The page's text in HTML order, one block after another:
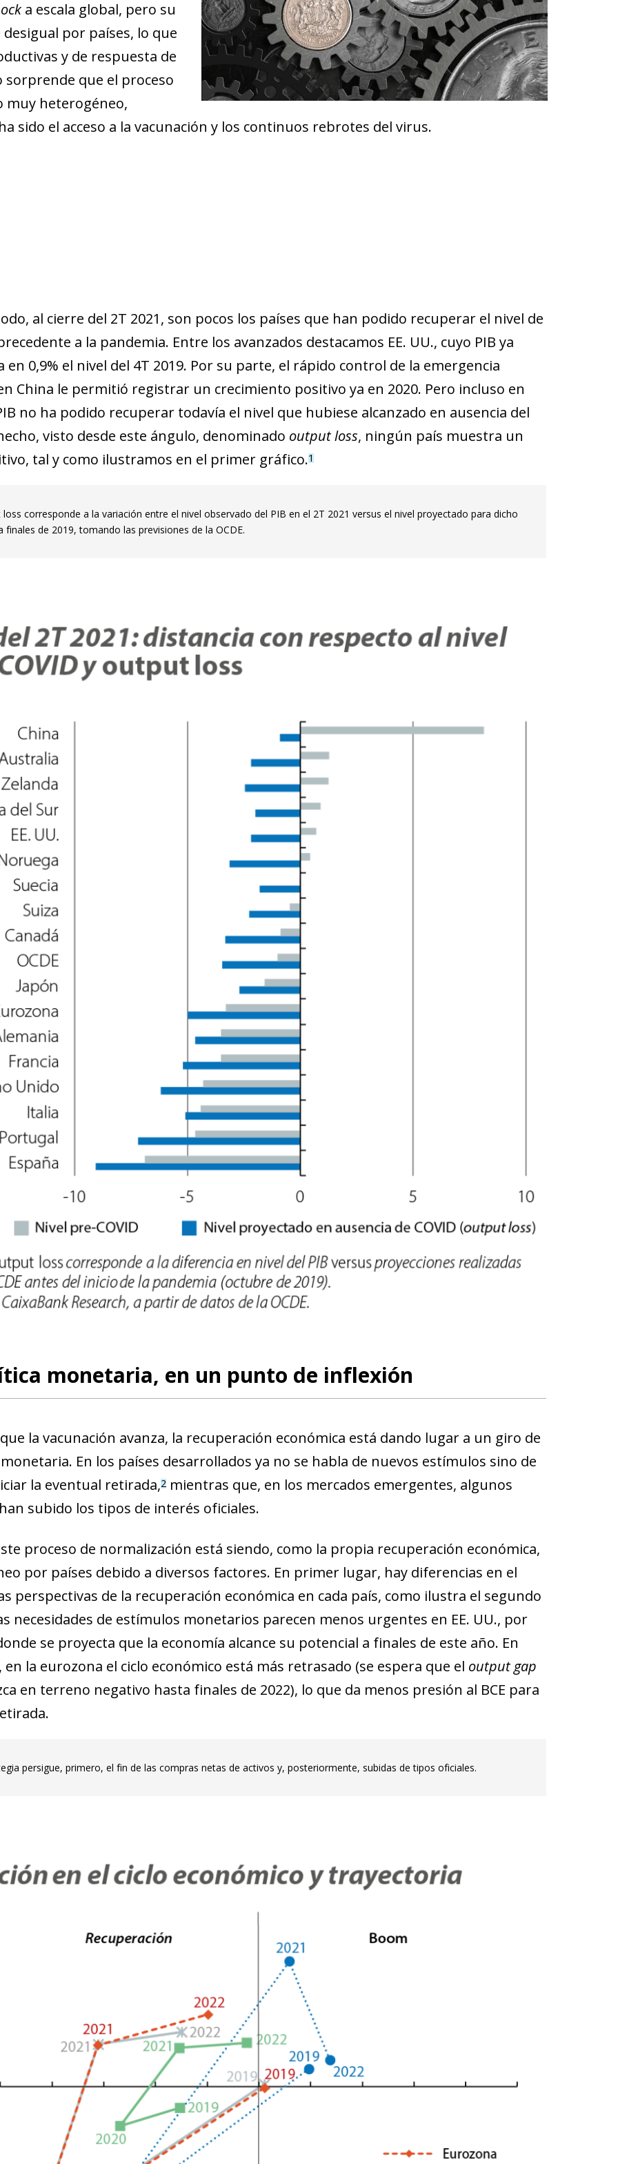
a escala global, pero su
por países, lo que
y de respuesta de
sorprende que el proceso
muy heterogéneo,
sido el acceso a la vacunación y los continuos rebrotes del virus.
window)
window)
al cierre del 2T 2021, son pocos los países que han podido recuperar el nivel de
a la pandemia. Entre los avanzados destacamos EE. UU., cuyo PIB ya
en 0,9% el nivel del 4T 2019. Por su parte, el rápido control de la emergencia
China le permitió registrar un crecimiento positivo ya en 2020. Pero incluso en
no ha podido recuperar todavía el nivel que hubiese alcanzado en ausencia del
visto desde este ángulo, denominado output loss, ningún país muestra un
tal y como ilustramos en el primer gráfico.1
loss corresponde a la variación entre el nivel observado del PIB en el 2T 2021 versus el nivel proyectado para dicho
finales de 2019, tomando las previsiones de la OCDE.
monetaria, en un punto de inflexión
la vacunación avanza, la recuperación económica está dando lugar a un giro de
En los países desarrollados ya no se habla de nuevos estímulos sino de
la eventual retirada,2mientras que, en los mercados emergentes, algunos
subido los tipos de interés oficiales.
proceso de normalización está siendo, como la propia recuperación económica,
por países debido a diversos factores. En primer lugar, hay diferencias en el
perspectivas de la recuperación económica en cada país, como ilustra el segundo
necesidades de estímulos monetarios parecen menos urgentes en EE. UU., por
se proyecta que la economía alcance su potencial a finales de este año. En
la eurozona el ciclo económico está más retrasado (se espera que el output gap
en terreno negativo hasta finales de 2022), lo que da menos presión al BCE para
persigue, primero, el fin de las compras netas de activos y, posteriormente, subidas de tipos oficiales.